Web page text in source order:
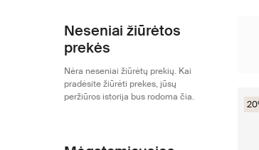
Neseniai žiūrėtos
prekės
Nėra neseniai žiūrėtų prekių. Kai
pradėsite žiūrėti prekes, jūsų
peržiūros istorija bus rodoma čia.